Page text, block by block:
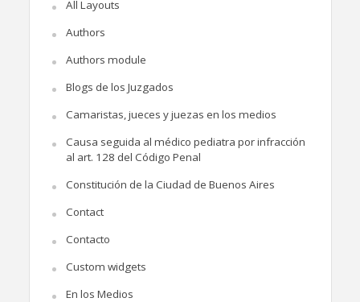
All Layouts
Authors
Authors module
Blogs de los Juzgados
Camaristas, jueces y juezas en los medios
Causa seguida al médico pediatra por infracción
al art. 128 del Código Penal
Constitución de la Ciudad de Buenos Aires
Contact
Contacto
Custom widgets
En los Medios